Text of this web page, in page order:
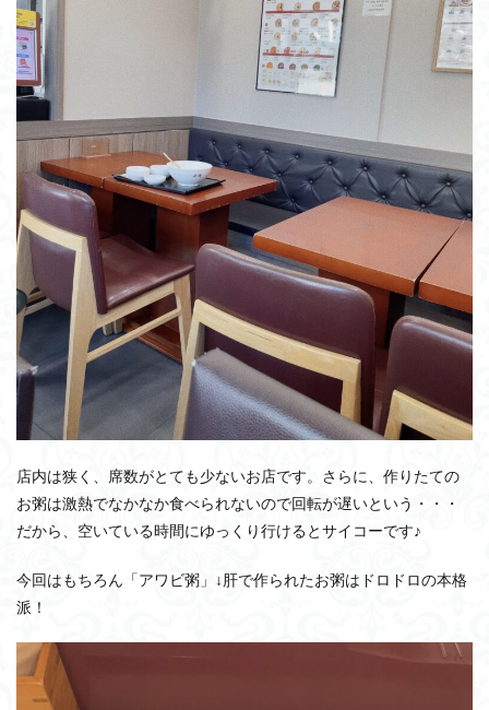
店内は狭く、席数がとても少ないお店です。さらに、作りたての
お粥は激熱でなかなか食べられないので回転が遅いという・・・
だから、空いている時間にゆっくり行けるとサイコーです♪
今回はもちろん「アワビ粥」↓肝で作られたお粥はドロドロの本格
派！